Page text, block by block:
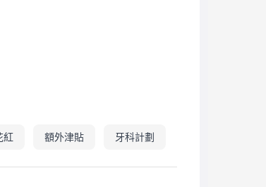
紅 額外津貼 牙科計劃